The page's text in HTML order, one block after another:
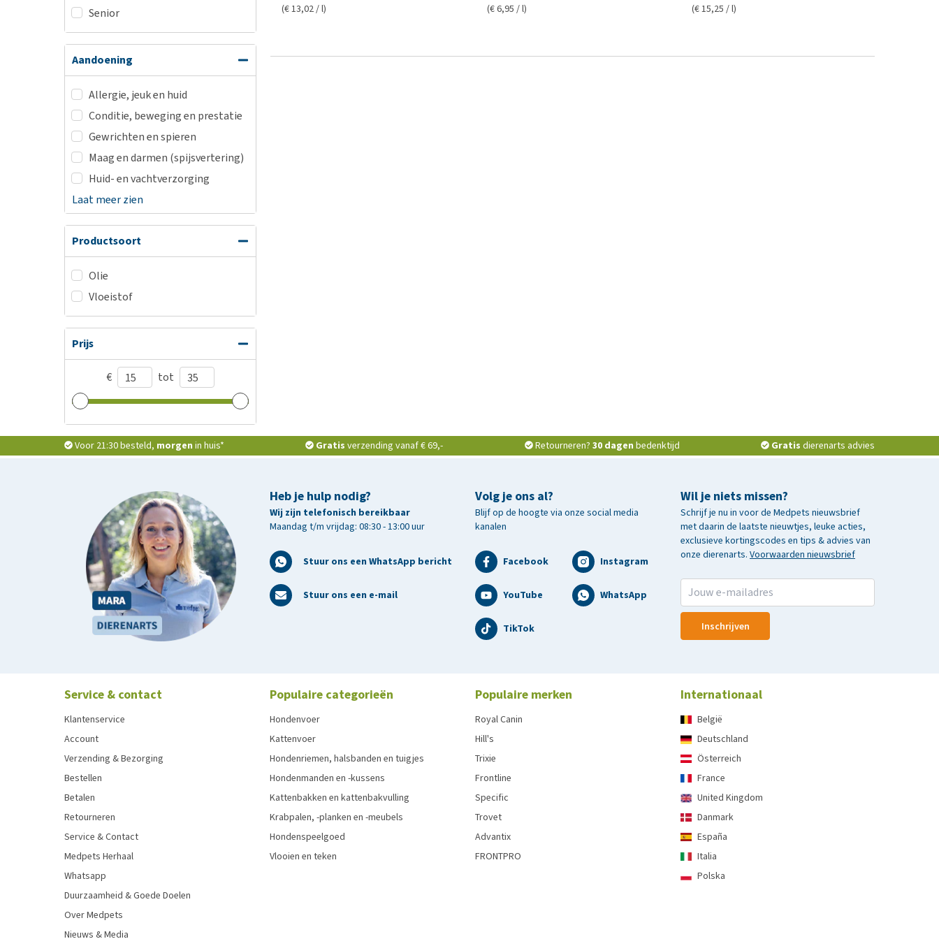
Senior
Aandoening
Allergie, jeuk en huid
Conditie, beweging en prestatie
Gewrichten en spieren
Maag en darmen (spijsvertering)
Huid- en vachtverzorging
Laat meer zien
Productsoort
Olie
Vloeistof
Prijs
€ tot
(€ 13,02 / l) (€ 6,95 / l) (€ 15,25 / l)
Voor 21:30 besteld, morgen in huis* Gratis verzending vanaf € 69,- Retourneren? 30 dagen bedenktijd Gratis dierenarts advies
Heb je hulp nodig?
Wij zijn telefonisch bereikbaar
Maandag t/m vrijdag: 08:30 - 13:00 uur
Stuur ons een WhatsApp bericht
Stuur ons een e-mail
Wil je niets missen?
Schrijf je nu in voor de Medpets nieuwsbrief
met daarin de laatste nieuwtjes, leuke acties,
exclusieve kortingscodes en tips & advies van
onze dierenarts. Voorwaarden nieuwsbrief
Inschrijven
Volg je ons al?
Blijf op de hoogte via onze social media
kanalen
Facebook Instagram
YouTube WhatsApp
TikTok
Service & contact
Klantenservice
Account
Verzending & Bezorging
Bestellen
Betalen
Retourneren
Service & Contact
Medpets Herhaal
Whatsapp
Duurzaamheid & Goede Doelen
Over Medpets
Nieuws & Media
Populaire categorieën
Hondenvoer
Kattenvoer
Hondenriemen, halsbanden en tuigjes
Hondenmanden en -kussens
Kattenbakken en kattenbakvulling
Krabpalen, -planken en -meubels
Hondenspeelgoed
Vlooien en teken
Populaire merken
Royal Canin
Hill's
Trixie
Frontline
Specific
Trovet
Advantix
FRONTPRO
Internationaal
België
Deutschland
Österreich
France
United Kingdom
Danmark
España
Italia
Polska